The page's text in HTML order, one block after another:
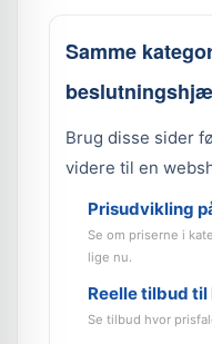
Samme
Brug disse sider
videre til en
Prisudvikling
Se om priserne i
lige nu.
Reelle tilbud
Se tilbud hvor